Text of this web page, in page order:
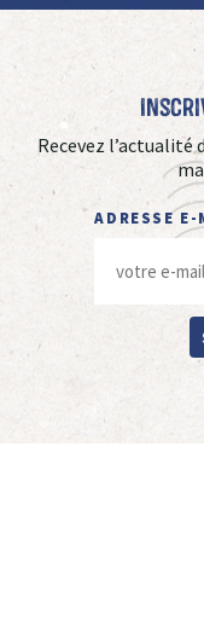
Recevez l’actualité
ADRESSE